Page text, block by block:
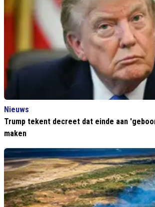
Nieuws
Trump tekent decreet dat einde aan
maken